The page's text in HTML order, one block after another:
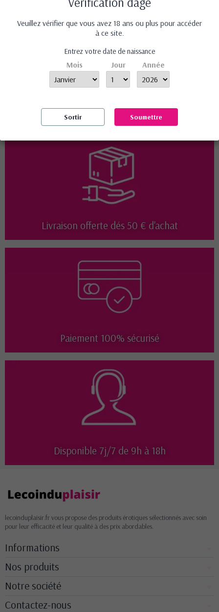
Confidentialité et discrétion assurée
Livraison offerte dés 50 € d'achat
Paiement 100% sécurisé
Disponible 7j/7 de 9h à 18h
lecoinduplaisir.fr vous propose des produits érotiques sélectionnés avec soin
pour leur efficacité et leur qualité à des prix abordables.
Informations
Nos produits
Notre société
Contactez-nous
Veuillez vérifier que vous avez 18 ans ou plus pour accéder
à ce site.
Entrez votre date de naissance
Mois Jour Année
Sortir Soumettre